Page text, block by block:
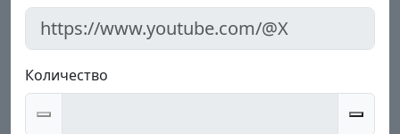
Количество